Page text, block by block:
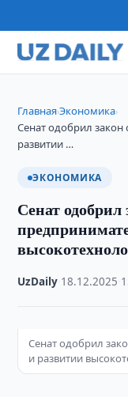
Главная›Экономика›
Сенат одобрил
развитии …
ЭКОНОМИКА
Сенат
UzDaily 18.12.2025
Сенат одобрил
и развитии